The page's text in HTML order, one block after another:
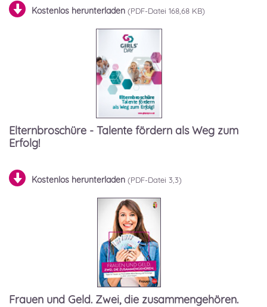
Kostenlos herunterladen 168,68 KB)
Elternbroschüre - Talente fördern als Weg zum
Erfolg!
Kostenlos herunterladen 3,3)
Frauen und Geld. Zwei, die zusammengehören.